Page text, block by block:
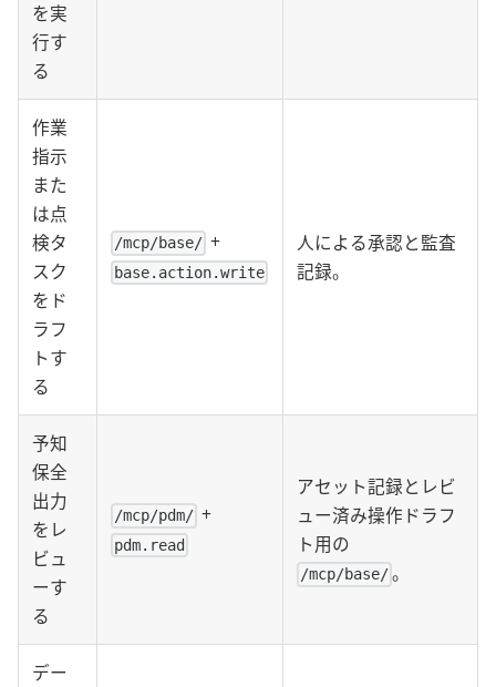
を実
行す
る
作業
指示
また
は点
検タ
スク
をド
ラフ
トす
る
/mcp/base/ +
base.action.write
人による承認と監査
記録。
予知
保全
出力
をレ
ビュ
ーす
る
/mcp/pdm/ +
pdm.read
アセット記録とレビ
ュー済み操作ドラフ
ト用の
/mcp/base/ 。
デー